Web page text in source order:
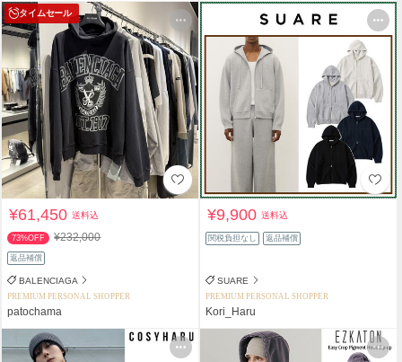
タイムセール
¥61,450送料込
73%OFF ¥232,000
返品補償
BALENCIAGA
PREMIUM PERSONAL SHOPPER
patochama
¥9,900送料込
関税負担なし 返品補償
SUARE
PREMIUM PERSONAL SHOPPER
Kori_Haru